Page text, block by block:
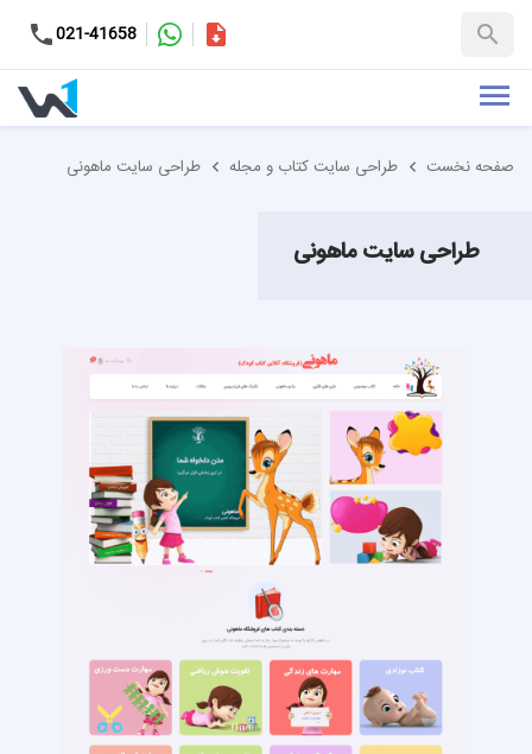
021-41658
+98-9937653151
کاتالوگ
صفحه نخست طراحی سایت کتاب و مجله طراحی سایت ماهونی
طراحی سایت ماهونی